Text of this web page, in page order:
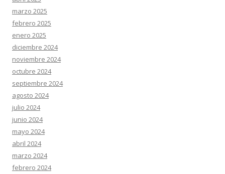
marzo 2025
febrero 2025
enero 2025
diciembre 2024
noviembre 2024
octubre 2024
septiembre 2024
agosto 2024
julio 2024
junio 2024
mayo 2024
abril 2024
marzo 2024
febrero 2024